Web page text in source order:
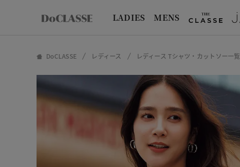
LADIES MENS
DoCLASSE レディース レディース Tシャツ・カットソー一覧